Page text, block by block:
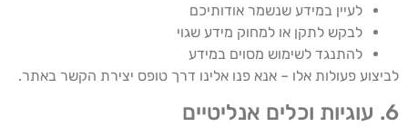
לעיין במידע שנשמר אודותיכם
לבקש לתקן או למחוק מידע שגוי
להתנגד לשימוש מסוים במידע
לביצוע פעולות אלו – אנא פנו אלינו דרך טופס יצירת הקשר באתר.
6. עוגיות וכלים אנליטיים